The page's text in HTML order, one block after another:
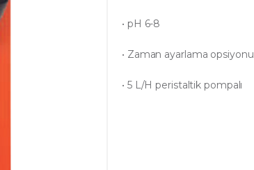
• pH 6-8
• Zaman ayarlama opsiyonu
• 5 L/H peristaltik pompalı